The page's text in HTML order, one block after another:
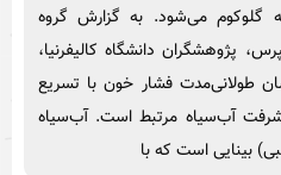
گلوکوم می‌شود. به گزارش گروه
پژوهشگران دانشگاه کالیفرنیا،
طولانی‌مدت فشار خون با تسریع
آب‌سیاه مرتبط است. آب‌سیاه
بینایی است که با